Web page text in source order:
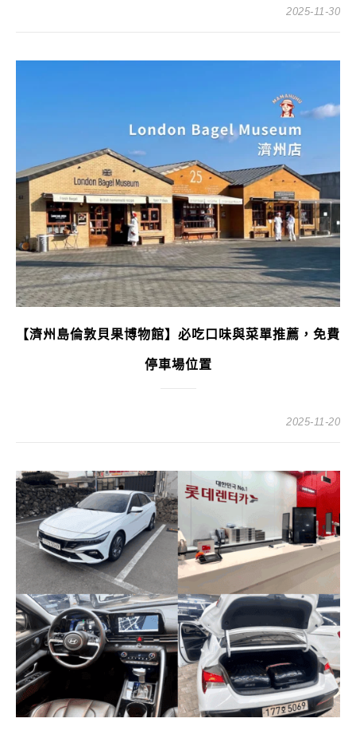
2025-11-30
【濟州島倫敦貝果博物館】必吃口味與菜單推薦，免費
停車場位置
2025-11-20